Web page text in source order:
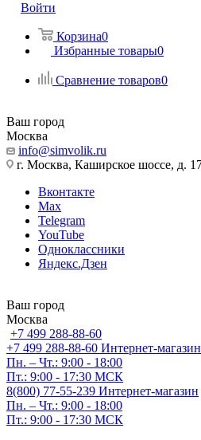
Войти
Корзина0
Избранные товары0
Сравнение товаров0
Ваш город
Москва
info@simvolik.ru
г. Москва, Каширское шоссе, д.
Вконтакте
Max
Telegram
YouTube
Одноклассники
Яндекс.Дзен
Ваш город
Москва
+7 499 288-88-60
+7 499 288-88-60 Интернет-магазин
Пн. – Чт.: 9:00 - 18:00
Пт.: 9:00 - 17:30 МСК
8(800) 77-55-239 Интернет-магазин
Пн. – Чт.: 9:00 - 18:00
Пт.: 9:00 - 17:30 МСК